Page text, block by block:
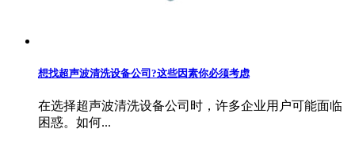
想找超声波清洗设备公司?这些因素你必须考虑
在选择超声波清洗设备公司时，许多企业用户可能面临
困惑。如何...